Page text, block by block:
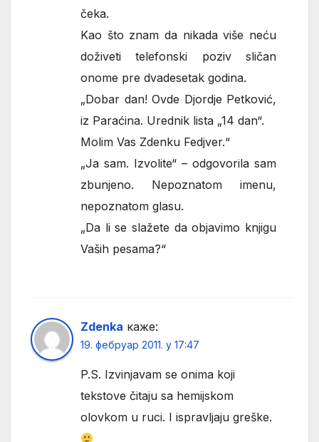
čeka.
Kao što znam da nikada više neću
doživeti telefonski poziv sličan
onome pre dvadesetak godina.
„Dobar dan! Ovde Djordje Petković,
iz Paraćina. Urednik lista „14 dan“.
Molim Vas Zdenku Fedjver.“
„Ja sam. Izvolite“ – odgovorila sam
zbunjeno. Nepoznatom imenu,
nepoznatom glasu.
„Da li se slažete da objavimo knjigu
Vaših pesama?“
Zdenka каже:
19. фебруар 2011. у 17:47
P.S. Izvinjavam se onima koji
tekstove čitaju sa hemijskom
olovkom u ruci. I ispravljaju greške.